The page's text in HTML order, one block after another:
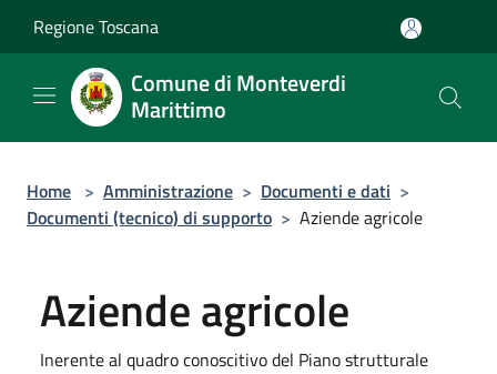
Regione Toscana
Comune di Monteverdi
Marittimo
Home > Amministrazione > Documenti e dati >
Documenti (tecnico) di supporto > Aziende agricole
Aziende agricole
Inerente al quadro conoscitivo del Piano strutturale